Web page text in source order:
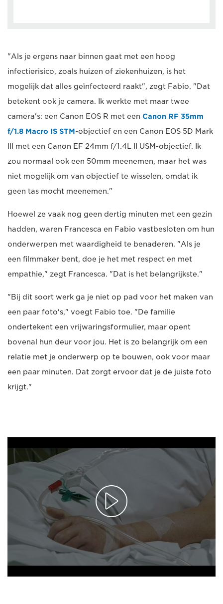
"Als je ergens naar binnen gaat met een hoog
infectierisico, zoals huizen of ziekenhuizen, is het
mogelijk dat alles geïnfecteerd raakt", zegt Fabio. "Dat
betekent ook je camera. Ik werkte met maar twee
camera's: een Canon EOS R met een Canon RF 35mm
f/1.8 Macro IS STM-objectief en een Canon EOS 5D Mark
III met een Canon EF 24mm f/1.4L II USM-objectief. Ik
zou normaal ook een 50mm meenemen, maar het was
niet mogelijk om van objectief te wisselen, omdat ik
geen tas mocht meenemen."
Hoewel ze vaak nog geen dertig minuten met een gezin
hadden, waren Francesca en Fabio vastbesloten om hun
onderwerpen met waardigheid te benaderen. "Als je
een filmmaker bent, doe je het met respect en met
empathie," zegt Francesca. "Dat is het belangrijkste."
"Bij dit soort werk ga je niet op pad voor het maken van
een paar foto's," voegt Fabio toe. "De familie
ondertekent een vrijwaringsformulier, maar opent
bovenal hun deur voor jou. Het is zo belangrijk om een
relatie met je onderwerp op te bouwen, ook voor maar
een paar minuten. Dat zorgt ervoor dat je de juiste foto
krijgt."